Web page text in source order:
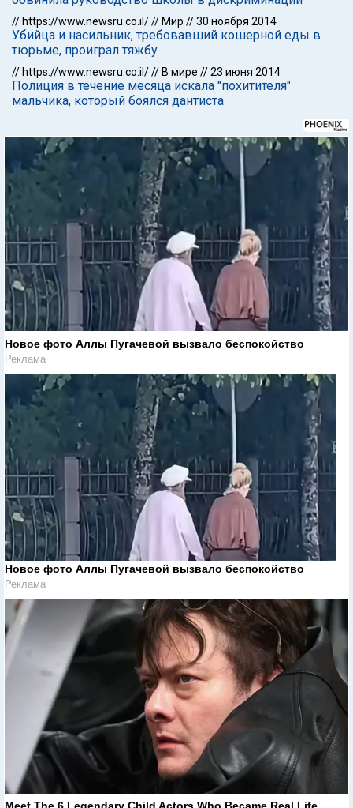
// https://www.newsru.co.il/// Мир //30 ноября 2014
Убийца и насильник, требовавший кошерной еды в
тюрьме, проиграл тяжбу
// https://www.newsru.co.il/// В мире //23 июня 2014
Полиция в течение месяца искала "похитителя"
мальчика, который боялся дантиста
Новое фото Аллы Пугачевой вызвало беспокойство
Реклама
Новое фото Аллы Пугачевой вызвало беспокойство
Реклама